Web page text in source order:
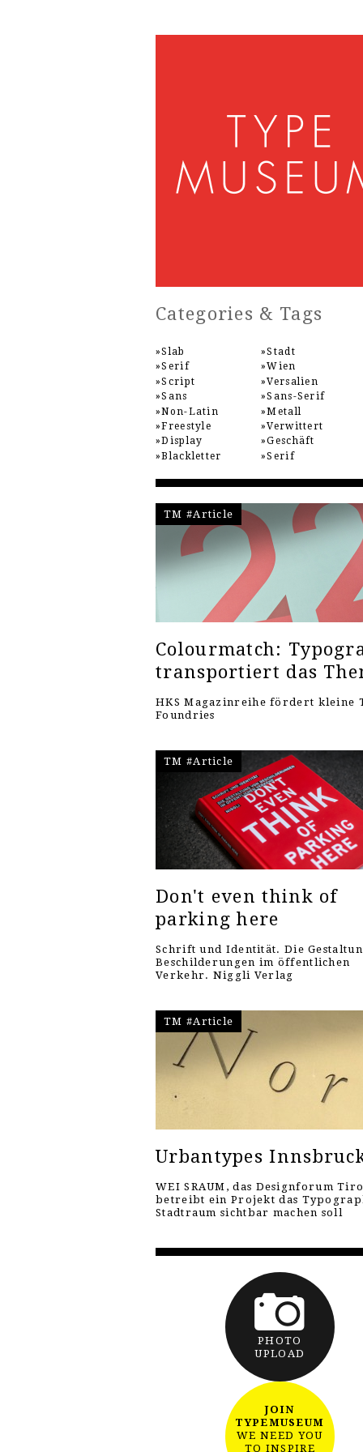
Categories & Tags
Slab
Serif
Script
Sans
Non-Latin
Freestyle
Display
Blackletter
Stadt
Wien
Versalien
Sans-Serif
Metall
Verwittert
Geschäft
Serif
TM #Article
Colourmatch:
transportiert das
HKS Magazinreihe fördert kleine
Foundries
TM #Article
Don't even think of
parking here
Schrift und Identität. Die
Beschilderungen im öffentlichen
Verkehr. Niggli Verlag
TM #Article
Urbantypes
WEI SRAUM, das Designforum
betreibt ein Projekt das
Stadtraum sichtbar machen soll
PHOTO
UPLOAD
JOIN
TYPEMUSEUM
WE NEED YOU
TO INSPIRE